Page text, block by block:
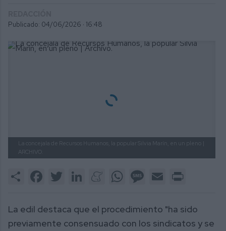
Publicado: 04/06/2026 · 16:48
La concejala de Recursos Humanos, la popular Silvia Marín, en un pleno
ARCHIVO.
Share FacebookTwitter LinkedInMeneameWhatsAppMessage
Email
La edil destaca que el procedimiento "ha sido
previamente consensuado con los sindicatos y se